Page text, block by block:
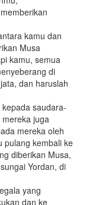
kamu dan
Musa
kamu, semua
di
dan haruslah
saudara-
juga
mereka oleh
pulang kembali ke
diberikan Musa,
Yordan, di
yang
dan ke